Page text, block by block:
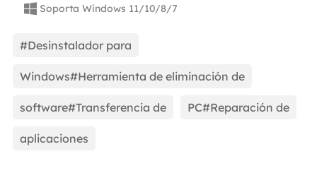
 Soporta Windows 11/10/8/7
#Desinstalador para
Windows#Herramienta de eliminación de
software#Transferencia de PC#Reparación de
aplicaciones